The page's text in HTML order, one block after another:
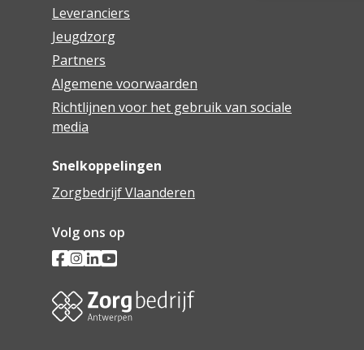
Leveranciers
Jeugdzorg
Partners
Algemene voorwaarden
Richtlijnen voor het gebruik van sociale
media
Snelkoppelingen
Zorgbedrijf Vlaanderen
Volg ons op